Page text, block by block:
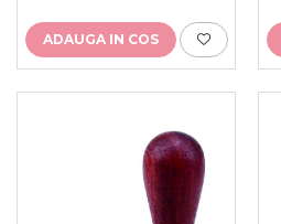
ADAUGA IN COS